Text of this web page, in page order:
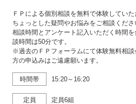
ＦＰによる個別相談を無料で体験していた
ちょっとした疑問やお悩みをご相談くださ
相談時間とアンケート記入いただく時間
談時間は50分です。
※過去のＦＰフォーラムにて体験無料相
方の申込みはご遠慮願います。
時間帯 15:20～16:20
定員 定員6組